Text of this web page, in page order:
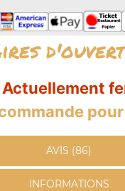
AVIS (86)
INFORMATIONS